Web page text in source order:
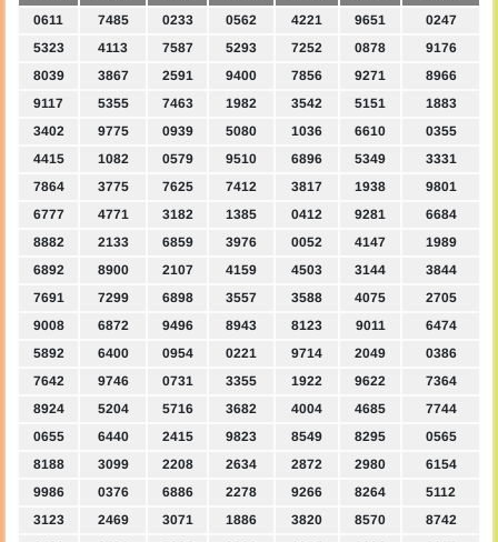
0611 7485 0233 0562 4221 9651
0247
5323
4113 7587 5293 7252 0878
9176
8039
3867 2591 9400 7856 9271
8966
9117
5355 7463 1982 3542 5151
1883
3402
9775 0939 5080 1036 6610
0355
4415
1082 0579 9510 6896 5349
3331
7864
3775 7625 7412 3817 1938
9801
6777
4771 3182 1385 0412 9281
6684
8882
2133 6859 3976 0052 4147
1989
6892
8900 2107 4159 4503 3144
3844
7691
7299 6898 3557 3588 4075
2705
9008
6872 9496 8943 8123 9011
6474
5892
6400 0954 0221 9714 2049
0386
7642
9746 0731 3355 1922 9622
7364
8924
5204 5716 3682 4004 4685
7744
0655
6440 2415 9823 8549 8295
0565
8188
3099 2208 2634 2872 2980
6154
9986
0376 6886 2278 9266 8264
5112
3123
2469 3071 1886 3820 8570
8742